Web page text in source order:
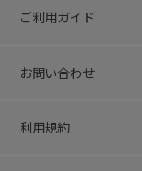
ご利用ガイド
お問い合わせ
利用規約